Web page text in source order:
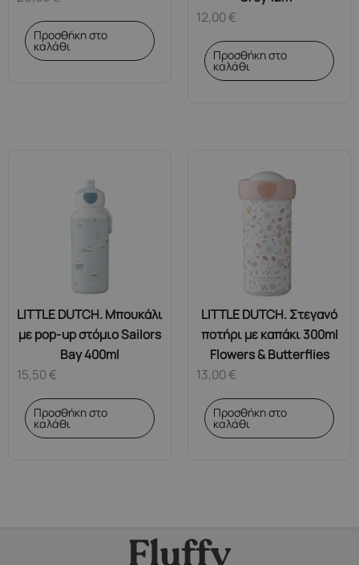
Προσθήκη στο
καλάθι
12,00€
Προσθήκη στο
καλάθι
LITTLE DUTCH. Μπουκάλι
με pop-up στόμιο Sailors
Bay 400ml
15,50€
Προσθήκη στο
καλάθι
LITTLE DUTCH. Στεγανό
ποτήρι με καπάκι 300ml
Flowers & Butterflies
13,00€
Προσθήκη στο
καλάθι